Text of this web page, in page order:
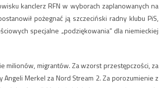
kanclerz RFN w wyborach zaplanowanych na
pożegnać ją szczeciński radny klubu PiS,
specjalne „podziękowania” dla niemieckiej
milionów, migrantów. Za wzorst przestępczości, za
Angeli Merkel za Nord Stream 2. Za porozumienie z